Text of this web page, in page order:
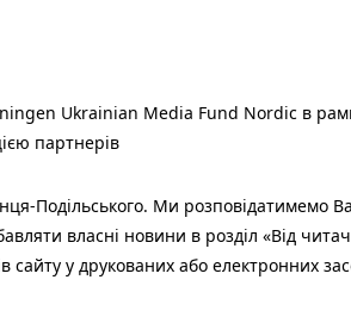
Ukrainian Media Fund Nordic в
партнерів
Подільського. Ми розповідатимемо
власні новини в розділ «Від
у друкованих або електронних